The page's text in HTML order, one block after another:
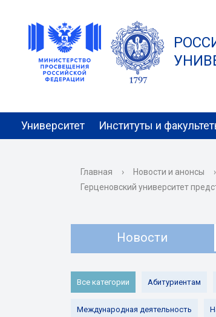
Университет Институты и
Главная › Новости и анонсы ›
Герценовский университет
Новости
Все категории Абитуриентам
Международная деятельность